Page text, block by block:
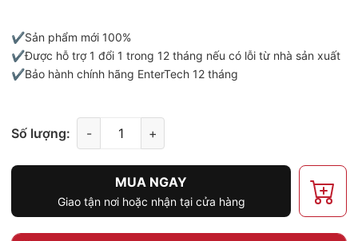
✔️Sản phẩm mới 100%
✔️Được hỗ trợ 1 đổi 1 trong 12 tháng nếu có lỗi từ nhà sản xuất
✔️Bảo hành chính hãng EnterTech 12 tháng
Số lượng: - +
MUA NGAY
Giao tận nơi hoặc nhận tại cửa hàng